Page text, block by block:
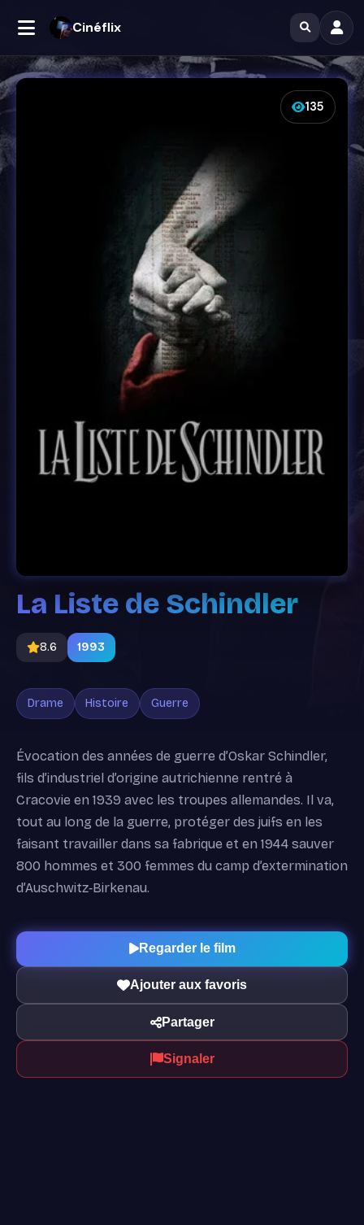
Cinéflix
135
La Liste de Schindler
8.6 1993
Drame Histoire Guerre
Évocation des années de guerre d’Oskar Schindler,
fils d’industriel d’origine autrichienne rentré à
Cracovie en 1939 avec les troupes allemandes. Il va,
tout au long de la guerre, protéger des juifs en les
faisant travailler dans sa fabrique et en 1944 sauver
800 hommes et 300 femmes du camp d’extermination
d’Auschwitz‐Birkenau.
Regarder le film
Ajouter aux favoris
Partager
Signaler